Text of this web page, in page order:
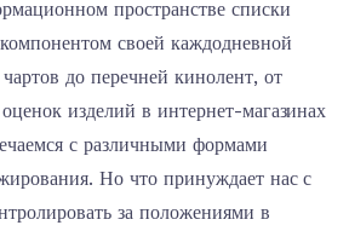
пространстве списки
своей каждодневной
до перечней кинолент, от
изделий в интернет-магазинах
с различными формами
Но что принуждает нас с
за положениями в